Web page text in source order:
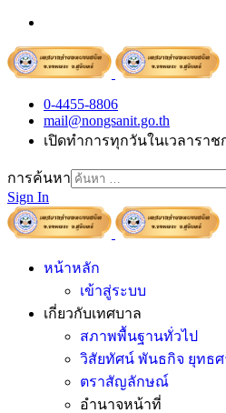
0-4455-8806
mail@nongsanit.go.th
เปิดทำการทุกวันในเวลาราช
การค้นหา
Sign In
หน้าหลัก
เข้าสู่ระบบ
เกี่ยวกับเทศบาล
สภาพพื้นฐานทั่วไป
วิสัยทัศน์ พันธกิจ ยุทธศ
ตราสัญลักษณ์
อำนาจหน้าที่